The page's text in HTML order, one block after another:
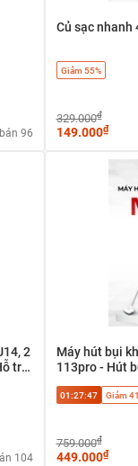
96
Củ sạc nhanh
Giảm 55%
329.000₫
149.000₫
2
trợ
104
Máy hút bụi
113pro - Hút
01:27:47 Giảm
759.000₫
449.000₫